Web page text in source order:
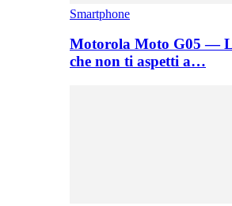
Smartphone
Motorola Moto G05 —
che non ti aspetti a…